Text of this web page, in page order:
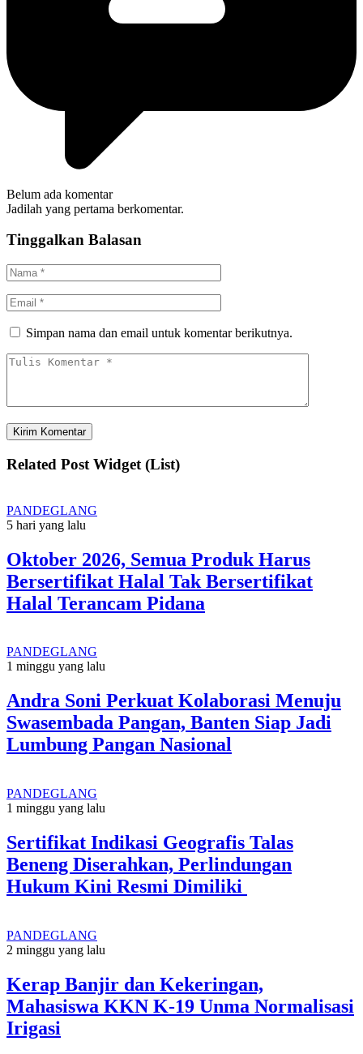
Belum ada komentar
Jadilah yang pertama berkomentar.
Tinggalkan Balasan
Simpan nama dan email untuk komentar berikutnya.
Related Post Widget (List)
PANDEGLANG
5 hari yang lalu
Oktober 2026, Semua Produk Harus
Bersertifikat Halal Tak Bersertifikat
Halal Terancam Pidana
PANDEGLANG
1 minggu yang lalu
Andra Soni Perkuat Kolaborasi Menuju
Swasembada Pangan, Banten Siap Jadi
Lumbung Pangan Nasional
PANDEGLANG
1 minggu yang lalu
Sertifikat Indikasi Geografis Talas
Beneng Diserahkan, Perlindungan
Hukum Kini Resmi Dimiliki
PANDEGLANG
2 minggu yang lalu
Kerap Banjir dan Kekeringan,
Mahasiswa KKN K-19 Unma Normalisasi
Irigasi